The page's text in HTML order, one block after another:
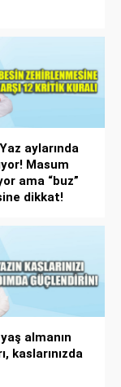
aylarında
Masum
ama “buz”
dikkat!
yaş almanın
kaslarınızda